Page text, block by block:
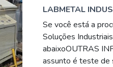
LABMETAL
Se você está a
Soluções
abaixoOUTRAS
assunto é teste de